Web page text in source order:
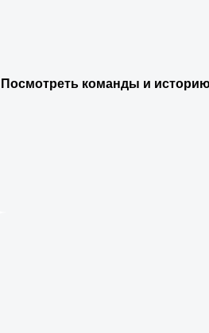
Посмотреть команды и